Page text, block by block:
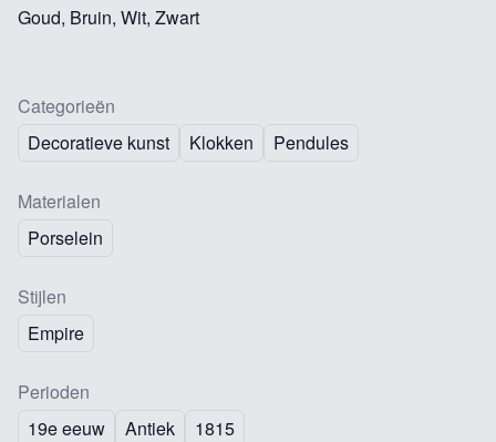
Goud, Bruin, Wit, Zwart
Categorieën
Decoratieve kunst
Klokken Pendules
Materialen
Porselein
Stijlen
Empire
Perioden
19e eeuw
Antiek 1815